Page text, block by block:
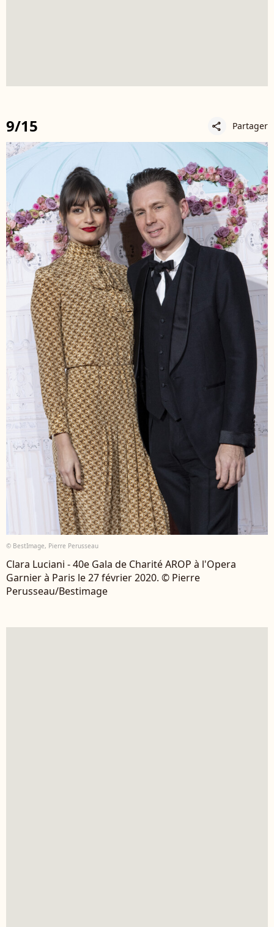
9/15 share Partager
© BestImage, Pierre Perusseau
Clara Luciani - 40e Gala de Charité AROP à l'Opera
Garnier à Paris le 27 février 2020. © Pierre
Perusseau/Bestimage